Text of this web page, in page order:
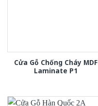
Cửa Gỗ Chống Cháy MDF
Laminate P1